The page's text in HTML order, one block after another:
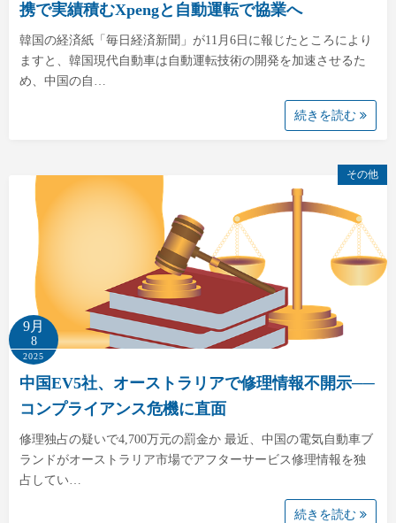
携で実績積むXpengと自動運転で協業へ
韓国の経済紙「毎日経済新聞」が11月6日に報じたところにより
ますと、韓国現代自動車は自動運転技術の開発を加速させるた
め、中国の自…
続きを読む
その他
9月
8
2025
中国EV5社、オーストラリアで修理情報不開示──
コンプライアンス危機に直面
修理独占の疑いで4,700万元の罰金か 最近、中国の電気自動車ブ
ランドがオーストラリア市場でアフターサービス修理情報を独
占してい…
続きを読む